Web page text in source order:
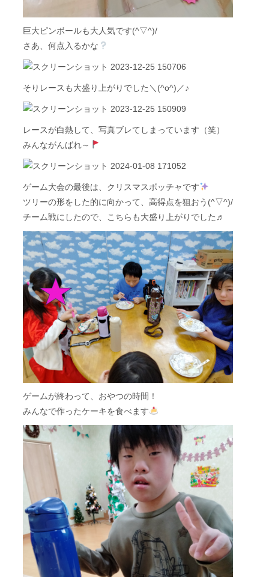
巨大ピンボールも大人気です(^▽^)/
さあ、何点入るかな
そりレースも大盛り上がりでした＼(^o^)／♪
レースが白熱して、写真ブレてしまっています（笑）
みんながんばれ～
ゲーム大会の最後は、クリスマスボッチャです
ツリーの形をした的に向かって、高得点を狙おう(^▽^)/
チーム戦にしたので、こちらも大盛り上がりでした♬
ゲームが終わって、おやつの時間！
みんなで作ったケーキを食べます